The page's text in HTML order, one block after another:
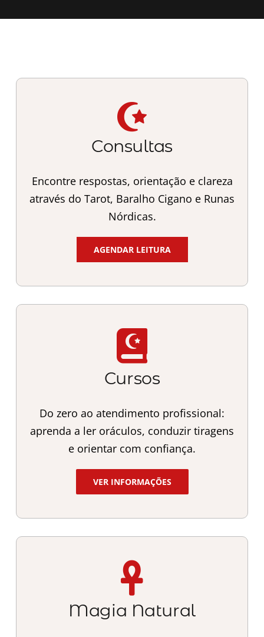
Consultas
Encontre respostas, orientação e clareza
através do Tarot, Baralho Cigano e Runas
Nórdicas.
AGENDAR LEITURA
Cursos
Do zero ao atendimento profissional:
aprenda a ler oráculos, conduzir tiragens
e orientar com confiança.
VER INFORMAÇÕES
Magia Natural